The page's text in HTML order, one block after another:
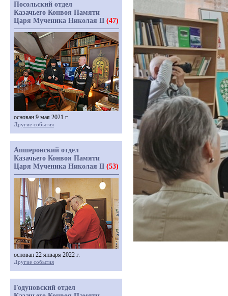
Посольский отдел
Казачьего Конвоя Памяти
Царя Мученика Николая II (47)
основан 9 мая 2021 г.
Другие события
Апшеронский отдел
Казачьего Конвоя Памяти
Царя Мученика Николая II (53)
основан 22 января 2022 г.
Другие события
Годуновский отдел